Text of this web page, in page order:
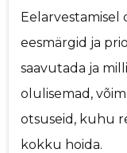
Eelarvestamisel
eesmärgid ja
saavutada ja
olulisemad,
otsuseid, kuhu
kokku hoida.